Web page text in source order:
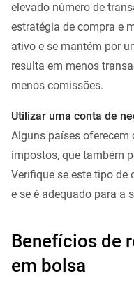
elevado número de
estratégia de compra e
ativo e se mantém por
resulta em menos
menos comissões.
Utilizar uma conta de
Alguns países
impostos, que também
Verifique se este tipo
e se é adequado para a
Benefícios de
em bolsa